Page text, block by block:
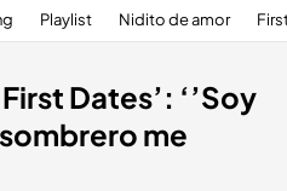
Playlist Nidito de amor
Dates’: ‘’Soy
me